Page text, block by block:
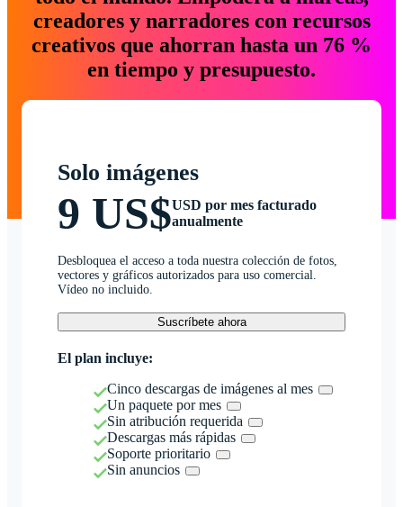
creadores y narradores con recursos
creativos que ahorran hasta un 76 %
en tiempo y presupuesto.
Solo imágenes
9 US$USD por mes facturado
anualmente
Desbloquea el acceso a toda nuestra colección de fotos,
vectores y gráficos autorizados para uso comercial.
Vídeo no incluido.
Suscríbete ahora
El plan incluye:
Cinco descargas de imágenes al mes
Un paquete por mes
Sin atribución requerida
Descargas más rápidas
Soporte prioritario
Sin anuncios